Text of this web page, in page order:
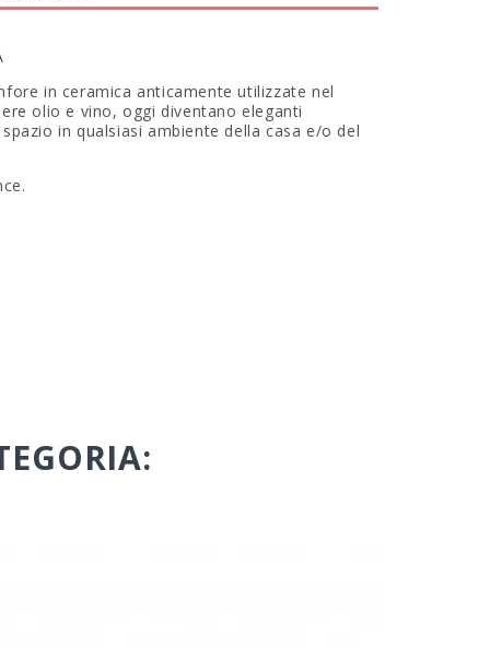
in ceramica anticamente utilizzate nel
olio e vino, oggi diventano eleganti
in qualsiasi ambiente della casa e/o del